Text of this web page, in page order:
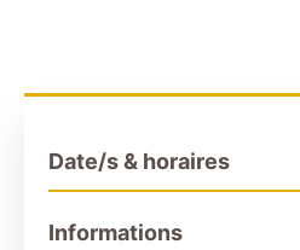
Date/s & horaires
Informations